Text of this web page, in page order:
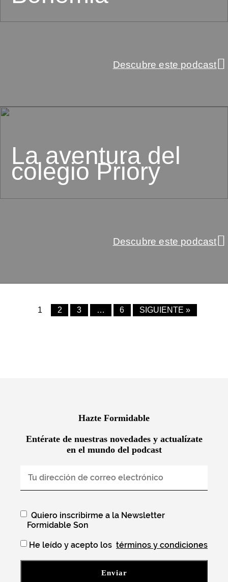
Descubre este podcast
La aventura del
colegio Priory
Descubre este podcast
1 2 3 … 6 SIGUIENTE »
Hazte Formidable
Entérate de nuestras novedades y actualízate
en el mundo del podcast
Quiero inscribirme a la Newsletter
Formidable Son
He leído y acepto los términos y condiciones